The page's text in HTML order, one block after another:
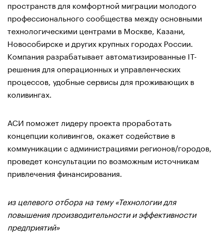
пространств для комфортной миграции молодого
профессионального сообщества между основными
технологическими центрами в Москве, Казани,
Новособирске и других крупных городах России.
Компания разрабатывает автоматизированные IT-
решения для операционных и управленческих
процессов, удобные сервисы для проживающих в
коливингах.
АСИ поможет лидеру проекта проработать
концепции коливингов, окажет содействие в
коммуникации с администрациями регионов/городов,
проведет консультации по возможным источникам
привлечения финансирования.
из целевого отбора на тему «Технологии для
повышения производительности и эффективности
предприятий»